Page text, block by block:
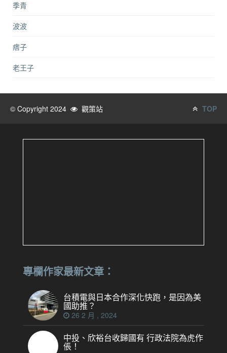
季青
波波
痞子
老王子
© Copyright 2024 觀策站 TOP
專欄作家最新文章：
台積電與日本合作深化快跑，是因為美
國助推？
26 2 月 , 2024
中投、欣裕台收歸國有 行政法院為虎作
倀！